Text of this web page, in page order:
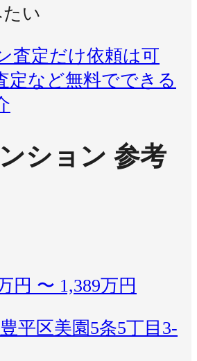
い
査定だけ依頼は可
定など無料でできる
ション 参考
円 〜 1,389万円
平区美園5条5丁目3-